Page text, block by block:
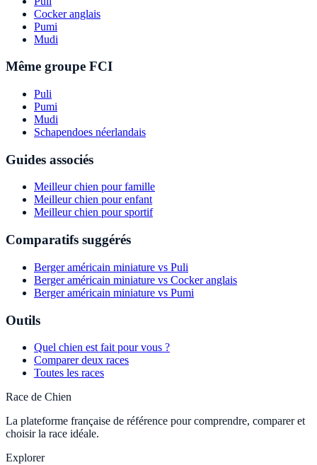
Cocker anglais
Pumi
Mudi
Même groupe FCI
Puli
Pumi
Mudi
Schapendoes néerlandais
Guides associés
Meilleur chien pour famille
Meilleur chien pour enfant
Meilleur chien pour sportif
Comparatifs suggérés
Berger américain miniature vs Puli
Berger américain miniature vs Cocker anglais
Berger américain miniature vs Pumi
Outils
Quel chien est fait pour vous ?
Comparer deux races
Toutes les races
Race de Chien
La plateforme française de référence pour comprendre, comparer et
choisir la race idéale.
Explorer